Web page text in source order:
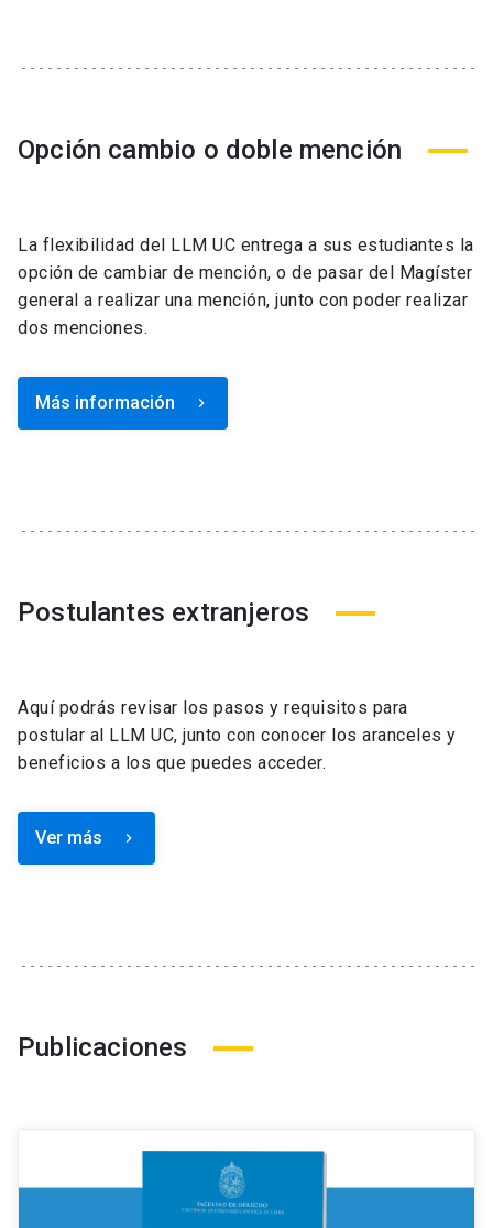
Opción cambio o doble mención
La flexibilidad del LLM UC entrega a sus estudiantes la
opción de cambiar de mención, o de pasar del Magíster
general a realizar una mención, junto con poder realizar
dos menciones.
Más información keyboard_arrow_right
Postulantes extranjeros
Aquí podrás revisar los pasos y requisitos para
postular al LLM UC, junto con conocer los aranceles y
beneficios a los que puedes acceder.
Ver más keyboard_arrow_right
Publicaciones